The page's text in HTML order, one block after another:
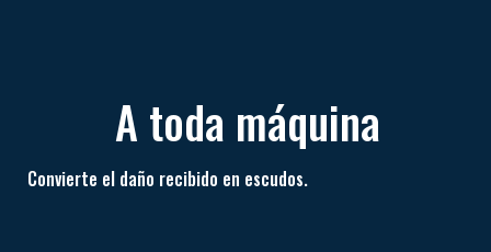
A toda máquina
Convierte el daño recibido en escudos.